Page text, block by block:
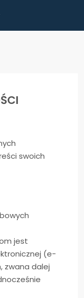
swoich
jest
(e-
, zwana dalej